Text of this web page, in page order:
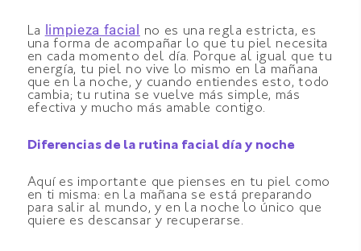
La limpieza facial no es una regla estricta, es
una forma de acompañar lo que tu piel necesita
en cada momento del día. Porque al igual que tu
energía, tu piel no vive lo mismo en la mañana
que en la noche, y cuando entiendes esto, todo
cambia; tu rutina se vuelve más simple, más
efectiva y mucho más amable contigo.
Diferencias de la rutina facial día y noche
Aquí es importante que pienses en tu piel como
en ti misma: en la mañana se está preparando
para salir al mundo, y en la noche lo único que
quiere es descansar y recuperarse.